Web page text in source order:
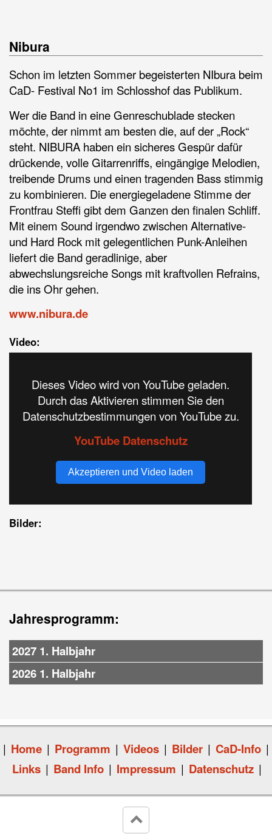
Nibura
Schon im letzten Sommer begeisterten NIbura beim
CaD- Festival No1 im Schlosshof das Publikum.
Wer die Band in eine Genreschublade stecken
möchte, der nimmt am besten die, auf der „Rock“
steht. NIBURA haben ein sicheres Gespür dafür
drückende, volle Gitarrenriffs, eingängige Melodien,
treibende Drums und einen tragenden Bass stimmig
zu kombinieren. Die energiegeladene Stimme der
Frontfrau Steffi gibt dem Ganzen den finalen Schliff.
Mit einem Sound irgendwo zwischen Alternative-
und Hard Rock mit gelegentlichen Punk-Anleihen
liefert die Band geradlinige, aber
abwechslungsreiche Songs mit kraftvollen Refrains,
die ins Ohr gehen.
www.nibura.de
Video:
Dieses Video wird von YouTube geladen.
Durch das Aktivieren stimmen Sie den
Datenschutzbestimmungen von YouTube zu.
YouTube Datenschutz
Akzeptieren und Video laden
Bilder:
Jahresprogramm:
2027 1. Halbjahr
2026 1. Halbjahr
| Home | Programm | Videos | Bilder | CaD-Info |
Links | Band Info | Impressum | Datenschutz |
keyboard_arrow_up